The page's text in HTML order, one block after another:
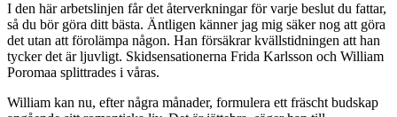
I den här arbetslinjen får det återverkningar för varje beslut du fattar,
så du bör göra ditt bästa. Äntligen känner jag mig säker nog att göra
det utan att förolämpa någon. Han försäkrar kvällstidningen att han
tycker det är ljuvligt. Skidsensationerna Frida Karlsson och William
Poromaa splittrades i våras.
William kan nu, efter några månader, formulera ett fräscht budskap